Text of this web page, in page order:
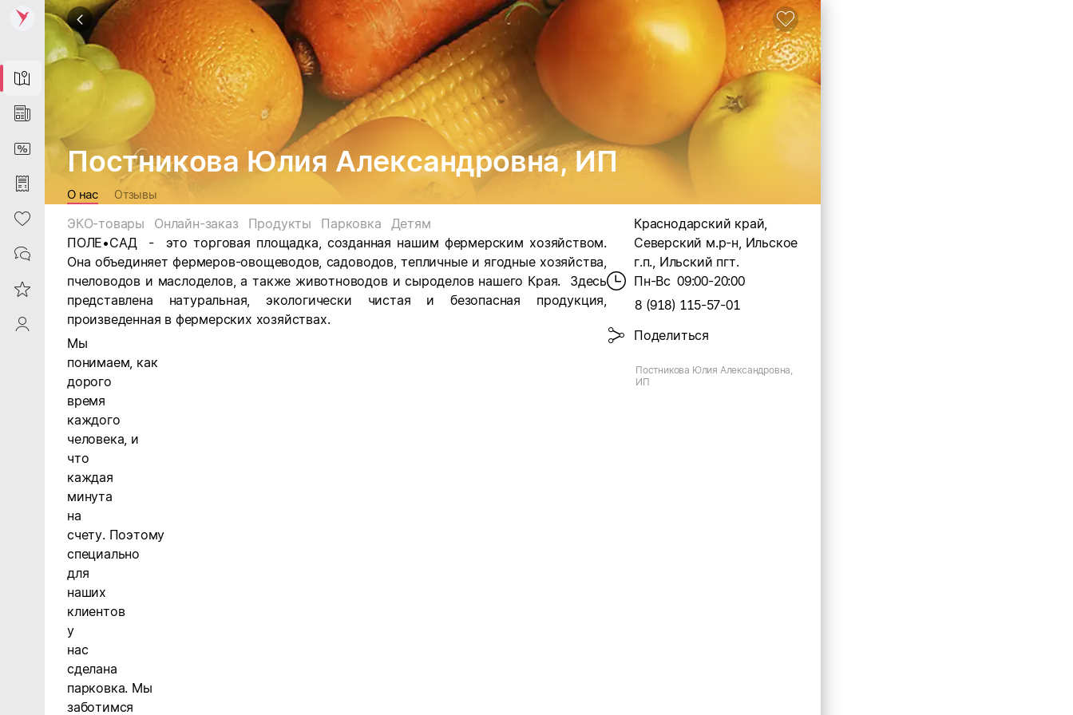
Map
News
DiscountCard
Purchases
Heart
Contacts
Reviews
ProfileSaby
Постникова Юлия Александровна, ИП
О нас Отзывы
ЭКО-товары Онлайн-заказ Продукты Парковка
Детям
ПОЛЕ•САД - это торговая площадка, созданная нашим фермерским хозяйством.
Она объединяет фермеров-овощеводов, садоводов, тепличные и ягодные хозяйства,
пчеловодов и маслоделов, а также животноводов и сыроделов нашего Края. Здесь
представлена натуральная, экологически чистая и безопасная продукция,
произведенная в фермерских хозяйствах.
Мы
понимаем как
дорого
время
каждого
человека и
что
каждая
минута
на
счету. Поэтому
специально
для
наших
клиентов
у
нас
сделана
парковка. Мы
заботимся
Краснодарский край,
Северский м.р-н, Ильское
г.п., Ильский пгт.
Пн-Вс 09:00-20:00
8 (918) 115-57-01
Поделиться
Постникова Юлия Александровна,
ИП